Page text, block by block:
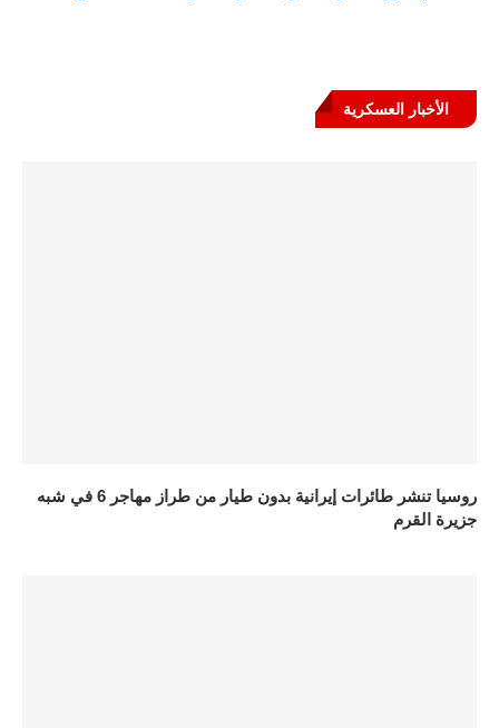
الأخبار العسكرية
روسيا تنشر طائرات إيرانية بدون طيار من طراز مهاجر 6 في شبه
جزيرة القرم